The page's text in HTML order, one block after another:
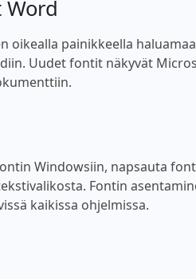
oikealla painikkeella
Uudet fontit näkyvät
Windowsiin, napsauta
Fontin
kaikissa ohjelmissa.